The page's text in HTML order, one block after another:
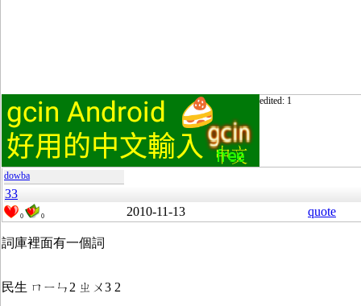
edited: 1
dowba
33
0 0 2010-11-13 quote
詞庫裡面有一個詞
民生 ㄇㄧㄣ2 ㄓㄨ3 2